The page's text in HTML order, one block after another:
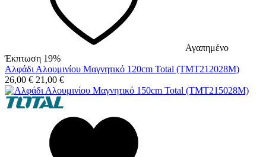
Αγαπημένο
Έκπτωση 19%
Αλφάδι Αλουμινίου Μαγνητικό 120cm Total (TMT212028M)
26,00 € 21,00 €